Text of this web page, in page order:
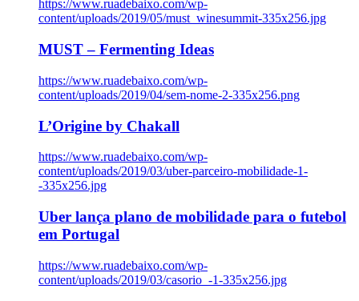
https://www.ruadebaixo.com/wp-
content/uploads/2019/05/must_winesummit-335x256.jpg
MUST – Fermenting Ideas
https://www.ruadebaixo.com/wp-
content/uploads/2019/04/sem-nome-2-335x256.png
L’Origine by Chakall
https://www.ruadebaixo.com/wp-
content/uploads/2019/03/uber-parceiro-mobilidade-1-
-335x256.jpg
Uber lança plano de mobilidade para o futebol
em Portugal
https://www.ruadebaixo.com/wp-
content/uploads/2019/03/casorio_-1-335x256.jpg